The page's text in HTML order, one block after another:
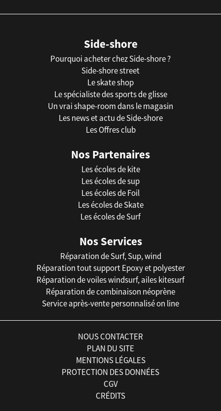
Side-shore
Pourquoi acheter chez Side-shore ?
Side-shore street
Le skate shop
Le spécialiste des sports de glisse
Un vrai shape-room dans le magasin
Les news et actu de Side-shore
Les Offres club
Nos Partenaires
Les écoles de kite
Les écoles de sup
Les écoles de Foil
Les écoles de Skate
Les écoles de Surf
Nos Services
Réparation de Surf, Sup, wind
Réparation tout support Epoxy et polyester
Réparation de voiles windsurf, ailes kitesurf
Réparation de combinaison néoprène
Service après-vente personnalisé on line
NOUS CONTACTER
PLAN DU SITE
MENTIONS LÉGALES
PROTECTION DES DONNÉES
CGV
CRÉDITS